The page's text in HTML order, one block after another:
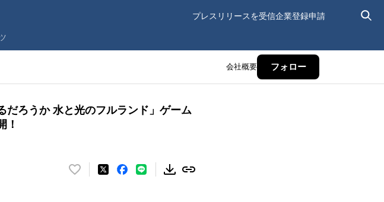
プレスリリースを受信企業登録申請
会社概要 フォロー
だろうか 水と光のフルランド」ゲーム
！
い